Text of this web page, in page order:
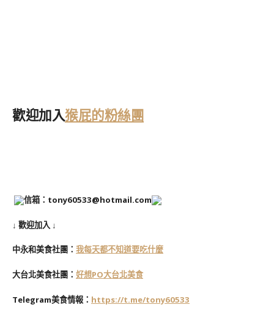
歡迎加入猴屁的粉絲團
信箱：tony60533@hotmail.com
↓ 歡迎加入 ↓
中永和美食社團： 我每天都不知道要吃什麼
大台北美食社團： 好想PO大台北美食
Telegram美食情報： https://t.me/tony60533